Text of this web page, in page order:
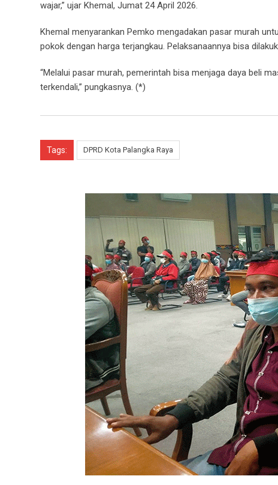
wajar,” ujar Khemal, Jumat 24 April 2026.
Khemal menyarankan Pemko mengadakan pasar murah
pokok dengan harga terjangkau. Pelaksanaannya bisa
“Melalui pasar murah, pemerintah bisa menjaga daya beli
terkendali,” pungkasnya. (*)
Tags: DPRD Kota Palangka Raya